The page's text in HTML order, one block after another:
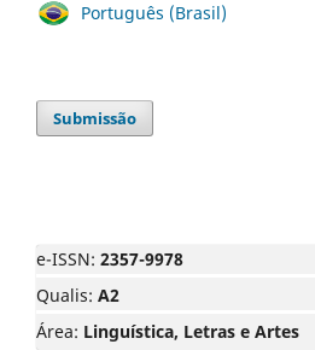
Português (Brasil)
Submissão
e-ISSN: 2357-9978
Qualis: A2
Área: Linguística, Letras e Artes